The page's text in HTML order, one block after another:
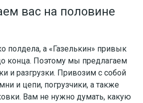
вас на половине
полдела, а «Газелькин» привык
конца. Поэтому мы предлагаем
и разгрузки. Привозим с собой
и цепи, погрузчики, а также
Вам не нужно думать, какую